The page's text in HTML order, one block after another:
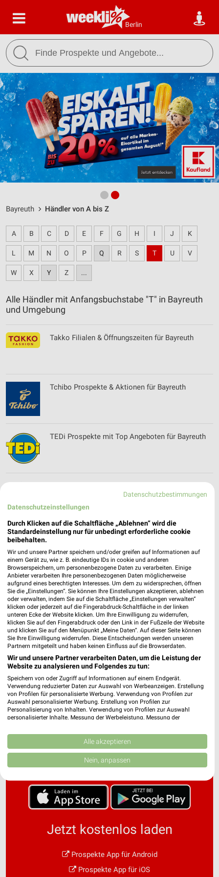
Berlin
Bayreuth Händler von A bis Z
A B C D E F G H I J K
L M N O P Q R S T U V
W X Y Z ...
Alle Händler mit Anfangsbuchstabe "T" in Bayreuth
und Umgebung
Takko Filialen & Öffnungszeiten für Bayreuth
Tchibo Prospekte & Aktionen für Bayreuth
TEDi Prospekte mit Top Angeboten für Bayreuth
Thomas Philipps Prospekt und aktuelle
toom Baumarkt Prospekte & Angebote für
Kronach
TOP HAAR Filialen & Öffnungszeiten
Noch mehr Angebote in
der weekli App!
Jetzt kostenlos laden
Prospekte App für Android
Prospekte App für iOS
Datenschutzbestimmungen
Datenschutzeinstellungen
Durch Klicken auf die Schaltfläche „Ablehnen“ wird die
Standardeinstellung nur für unbedingt erforderliche cookie
beibehalten.
Wir und unsere Partner speichern und/oder greifen auf Informationen auf
einem Gerät zu, wie z. B. eindeutige IDs in cookie und anderen
Browserspeichern, um personenbezogene Daten zu verarbeiten. Einige
Anbieter verarbeiten Ihre personenbezogenen Daten möglicherweise
aufgrund eines berechtigten Interesses. Um dem zu widersprechen, öffnen
Sie die „Einstellungen“. Sie können Ihre Einstellungen akzeptieren, ablehnen
oder verwalten, indem Sie auf die Schaltfläche „Einstellungen verwalten“
klicken oder jederzeit auf die Fingerabdruck-Schaltfläche in der linken
unteren Ecke der Website klicken. Um Ihre Einwilligung zu widerrufen,
klicken Sie auf den Fingerabdruck oder den Link in der Fußzeile der Website
und klicken Sie auf den Menüpunkt „Meine Daten“. Auf dieser Seite können
Sie Ihre Einwilligung widerrufen. Diese Entscheidungen werden unseren
Partnern mitgeteilt und haben keinen Einfluss auf die Browserdaten.
Wir und unsere Partner verarbeiten Daten, um die Leistung der
Website zu analysieren und Folgendes zu tun:
Speichern von oder Zugriff auf Informationen auf einem Endgerät.
Verwendung reduzierter Daten zur Auswahl von Werbeanzeigen. Erstellung
von Profilen für personalisierte Werbung. Verwendung von Profilen zur
Auswahl personalisierter Werbung. Erstellung von Profilen zur
Personalisierung von Inhalten. Verwendung von Profilen zur Auswahl
personalisierter Inhalte. Messung der Werbeleistung. Messung der
Kombinationen von Daten aus verschiedenen Quellen. Entwicklung und
Verbesserung der Angebote. Verwendung reduzierter Daten zur Auswahl
von Inhalten.
Daten können außerhalb der Europäischen Union weitergegeben und in die
Website/App.
Partnerliste anzeigen (1 IAB-Anbieter)
Wir nutzen Ihre Daten für folgende Zwecke:
Speichern von oder Zugriff auf Informationen
Alle akzeptieren
Nein, anpassen